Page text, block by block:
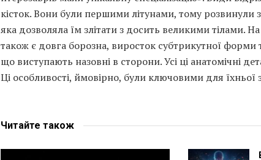
кісток. Вони були першими літунами, тому розвинули
яка дозволяла їм злітати з досить великими тілами.
також є довга борозна, виросток субтрикутної форми
що виступають назовні в сторони. Усі ці анатомічні
Ці особливості, ймовірно, були ключовими для їхньої
Читайте також